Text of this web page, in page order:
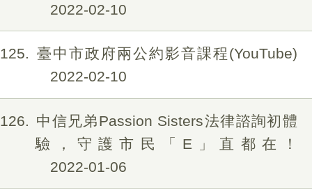
2022-02-10
125
臺中市政府兩公約影音課程(YouTube)
2022-02-10
126
中信兄弟Passion Sisters法律諮詢初體
驗，守護市民「E」直都在！
2022-01-06